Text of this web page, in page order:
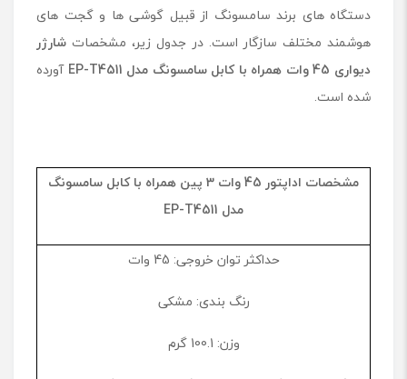
دستگاه‌ های برند سامسونگ از قبیل گوشی ها و گجت های
هوشمند مختلف سازگار است. در جدول زیر، مشخصات شارژر
دیواری 45وات همراه با کابل سامسونگ مدل EP-T4511 آورده
شده است.
مشخصات اداپتور 45 وات 3 پین همراه با کابل سامسونگ
مدل EP-T4511
حداکثر توان خروجی: 45 وات
رنگ بندی: مشکی
وزن: 100.1 گرم